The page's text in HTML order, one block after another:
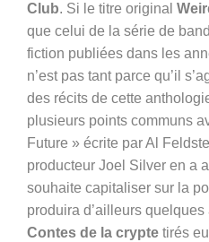
Club. Si le titre original
que celui de la série de
fiction publiées dans les
n’est pas tant parce qu’il
des récits de cette
plusieurs points communs
Future » écrite par Al
producteur Joel Silver en a
souhaite capitaliser sur la
produira d’ailleurs
Contes de la crypte tirés